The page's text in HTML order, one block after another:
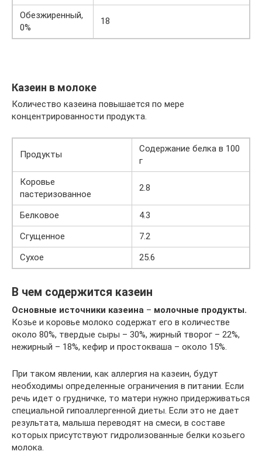
Обезжиренный,
0%
18
Казеин в молоке
Количество казеина повышается по мере
концентрированности продукта.
Продукты
Содержание белка в 100
г
Коровье
пастеризованное
2.8
Белковое
4.3
Сгущенное
7.2
Сухое
25.6
В чем содержится казеин
Основные источники казеина – молочные продукты.
Козье и коровье молоко содержат его в количестве
около 80%, твердые сыры – 30%, жирный творог – 22%,
нежирный – 18%, кефир и простокваша – около 15%.
При таком явлении, как аллергия на казеин, будут
необходимы определенные ограничения в питании. Если
речь идет о грудничке, то матери нужно придерживаться
специальной гипоаллергенной диеты. Если это не дает
результата, малыша переводят на смеси, в составе
которых присутствуют гидролизованные белки козьего
молока.